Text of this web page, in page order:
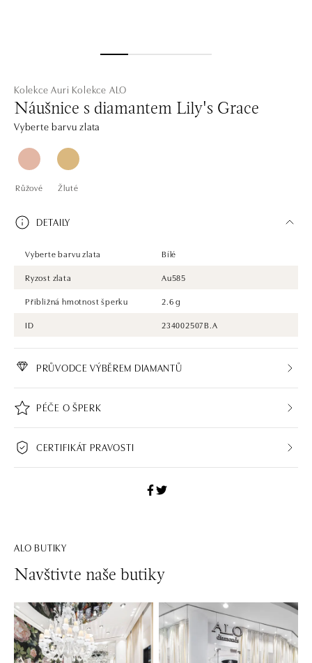
Kolekce Auri Kolekce ALO
Náušnice s diamantem Lily's Grace
Vyberte barvu zlata
Růžové Žluté
DETAILY
Vyberte barvu zlata
Bílé
Ryzost zlata
Au585
Přibližná hmotnost šperku
2.6 g
ID
234002507B.A
PRŮVODCE VÝBĚREM DIAMANTŮ
PÉČE O ŠPERK
CERTIFIKÁT PRAVOSTI
ALO BUTIKY
Navštivte naše butiky